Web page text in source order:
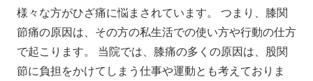
様々な方がひざ痛に悩まされています。 つまり、膝関
節痛の原因は、その方の私生活での使い方や行動の仕方
で起こります。 当院では、膝痛の多くの原因は、股関
節に負担をかけてしまう仕事や運動とも考えておりま